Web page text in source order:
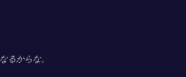
るからな。